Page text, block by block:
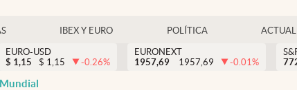
IBEX Y EURO POLÍTICA
EURO-USD
$ 1,15 $ 1,15 -0.26%
EURONEXT
1957,69
1957,69 -0.01%